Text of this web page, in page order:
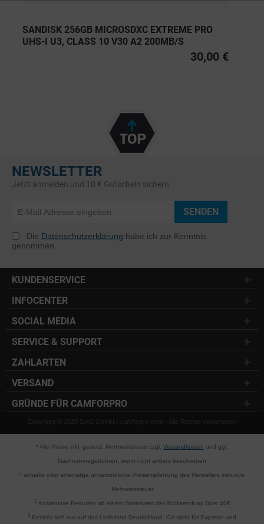
SANDISK 256GB MICROSDXC EXTREME PRO
UHS-I U3, CLASS 10 V30 A2 200MB/S
30,00 €
NEWSLETTER
Jetzt anmelden und 10 € Gutschein sichern
SENDEN
Die Datenschutzerklärung habe ich zur Kenntnis
genommen.
KUNDENSERVICE
INFOCENTER
SOCIAL MEDIA
SERVICE & SUPPORT
ZAHLARTEN
VERSAND
GRÜNDE FÜR CAMFORPRO
Copyright © 2025 S.H1 GmbH / camforpro.com - Alle Rechte vorbehalten
* Alle Preise inkl. gesetzl. Mehrwertsteuer zzgl. Versandkosten und ggf.
Nachnahmegebühren, wenn nicht anders beschrieben
aktuelle oder ehemalige unverbindliche Preisempfehlung des Herstellers inklusive
Mehrwertsteuer
2Kostenlose Retouren ab einem Warenwert der Rücksendung über 40€
3 Bezieht sich nur auf das Lieferland Deutschland. Gilt nicht für Express- und